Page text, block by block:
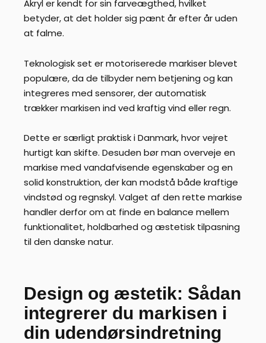
Akryl er kendt for sin farveægthed, hvilket
betyder, at det holder sig pænt år efter år uden
at falme.
Teknologisk set er motoriserede markiser blevet
populære, da de tilbyder nem betjening og kan
integreres med sensorer, der automatisk
trækker markisen ind ved kraftig vind eller regn.
Dette er særligt praktisk i Danmark, hvor vejret
hurtigt kan skifte. Desuden bør man overveje en
markise med vandafvisende egenskaber og en
solid konstruktion, der kan modstå både kraftige
vindstød og regnskyl. Valget af den rette markise
handler derfor om at finde en balance mellem
funktionalitet, holdbarhed og æstetisk tilpasning
til den danske natur.
Design og æstetik: Sådan
integrerer du markisen i
din udendørsindretning